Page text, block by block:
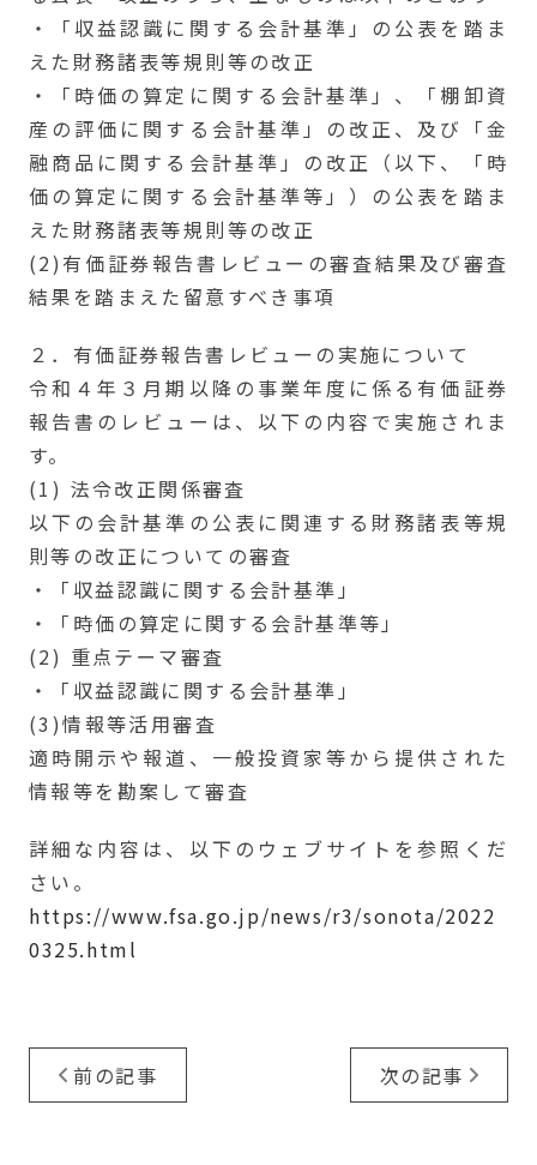
・「収益認識に関する会計基準」の公表を踏ま
えた財務諸表等規則等の改正
・「時価の算定に関する会計基準」、「棚卸資
産の評価に関する会計基準」の改正、及び「金
融商品に関する会計基準」の改正（以下、「時
価の算定に関する会計基準等」）の公表を踏ま
えた財務諸表等規則等の改正
(2)有価証券報告書レビューの審査結果及び審査
結果を踏まえた留意すべき事項
２．有価証券報告書レビューの実施について
令和４年３月期以降の事業年度に係る有価証券
報告書のレビューは、以下の内容で実施されま
す。
(1) 法令改正関係審査
以下の会計基準の公表に関連する財務諸表等規
則等の改正についての審査
・「収益認識に関する会計基準」
・「時価の算定に関する会計基準等」
(2) 重点テーマ審査
・「収益認識に関する会計基準」
(3)情報等活用審査
適時開示や報道、一般投資家等から提供された
情報等を勘案して審査
詳細な内容は、以下のウェブサイトを参照くだ
さい。
https://www.fsa.go.jp/news/r3/sonota/2022
0325.html
前の記事 次の記事